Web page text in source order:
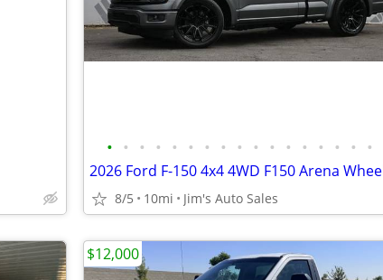
• • • • • • • • • • • • • • • • •
8/5 10mi Jim's Auto Sales
$12,000